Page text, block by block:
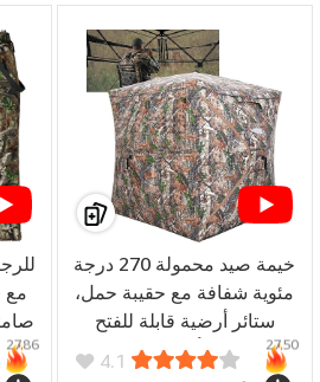
مع
2786
خيمة صيد محمولة 270 درجة
مئوية شفافة مع حقيبة حمل،
ستائر أرضية قابلة للفتح
لشخصين أو ثلاثة مع باب
بسحاب صامت ونوافذ منزلقة،
4.1
2750